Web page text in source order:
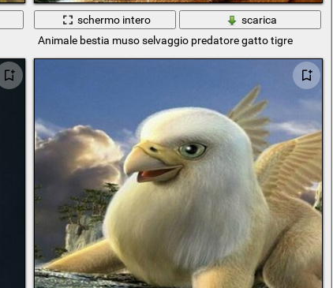
schermo intero
scarica
Animale bestia muso selvaggio predatore gatto tigre